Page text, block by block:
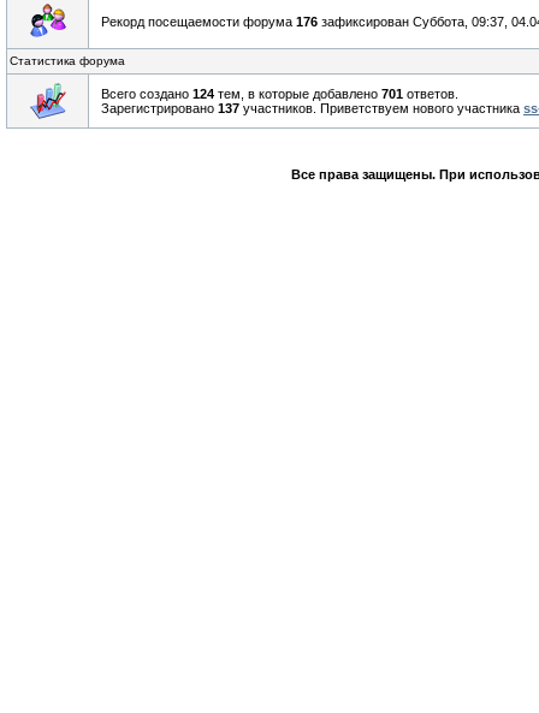
Рекорд посещаемости форума 176 зафиксирован Суббота, 09:37,
Статистика форума
Всего создано 124 тем, в которые добавлено 701 ответов.
Зарегистрировано 137 участников. Приветствуем нового участника
Все права защищены. При